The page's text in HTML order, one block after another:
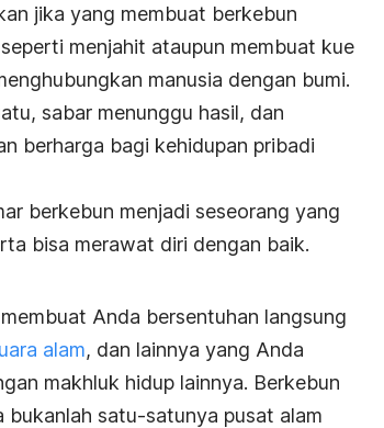
jika yang membuat berkebun
menjahit ataupun membuat kue
manusia dengan bumi.
sabar menunggu hasil, dan
berharga bagi kehidupan pribadi
berkebun menjadi seseorang yang
bisa merawat diri dengan baik.
Anda bersentuhan langsung
alam, dan lainnya yang Anda
makhluk hidup lainnya. Berkebun
satu-satunya pusat alam